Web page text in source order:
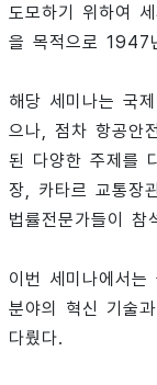
도모하기 위하여
을 목적으로 1947
해당 세미나는 국
으나, 점차 항공안
된 다양한 주제를
장, 카타르 교통장
법률전문가들이 참
이번 세미나에서
분야의 혁신 기술
다뤘다.